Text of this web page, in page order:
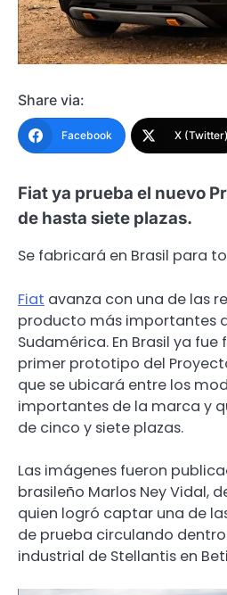
Share via:
Facebook X (Twitter)
Fiat ya prueba el nuevo
de hasta siete plazas.
Se fabricará en Brasil para
Fiat avanza con una de las
producto más importantes
Sudamérica. En Brasil ya
primer prototipo del
que se ubicará entre los
importantes de la marca y
de cinco y siete plazas.
Las imágenes fueron
brasileño Marlos Ney Vidal,
quien logró captar una de
de prueba circulando
industrial de Stellantis en